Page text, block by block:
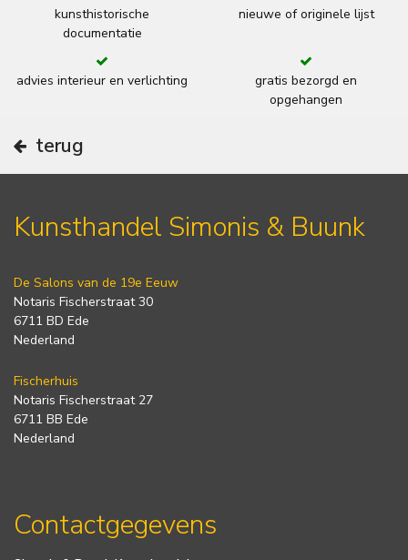
kunsthistorische
documentatie
nieuwe of originele lijst
advies interieur en verlichting
gratis bezorgd en
opgehangen
terug
Kunsthandel Simonis & Buunk
De Salons van de 19e Eeuw
Notaris Fischerstraat 30
6711 BD Ede
Nederland
Fischerhuis
Notaris Fischerstraat 27
6711 BB Ede
Nederland
Contactgegevens